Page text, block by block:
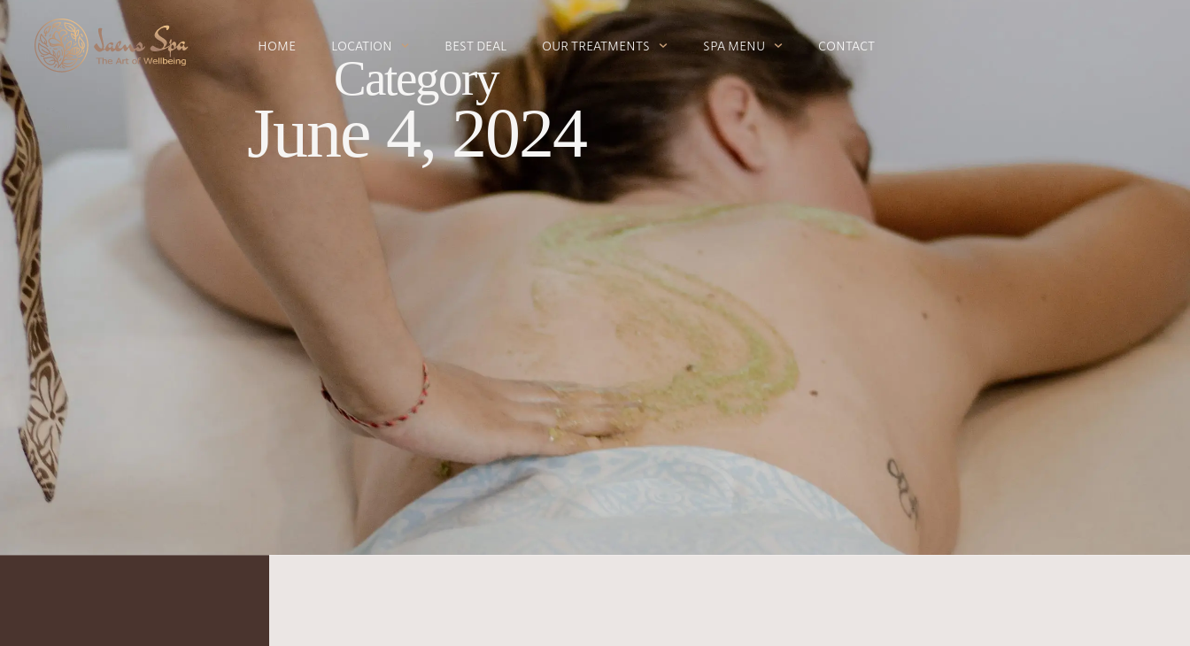
HOME LOCATION BEST DEAL OUR TREATMENTS SPA MENU CONTACT
Category
June 4, 2024